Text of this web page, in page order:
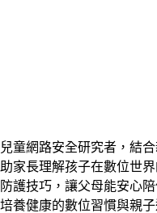
童網路安全研究者，結
家長理解孩子在數位世
護技巧，讓父母能安心
養健康的數位習慣與親子